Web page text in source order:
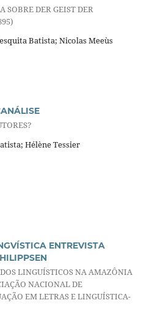
SOBRE DER GEIST DER
Batista; Nicolas Meeùs
Hélène Tessier
ENTREVISTA
LINGUÍSTICOS NA AMAZÔNIA
NACIONAL DE
EM LETRAS E LINGUÍSTICA-